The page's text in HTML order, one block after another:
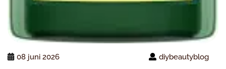
08 juni 2026
diybeautyblog